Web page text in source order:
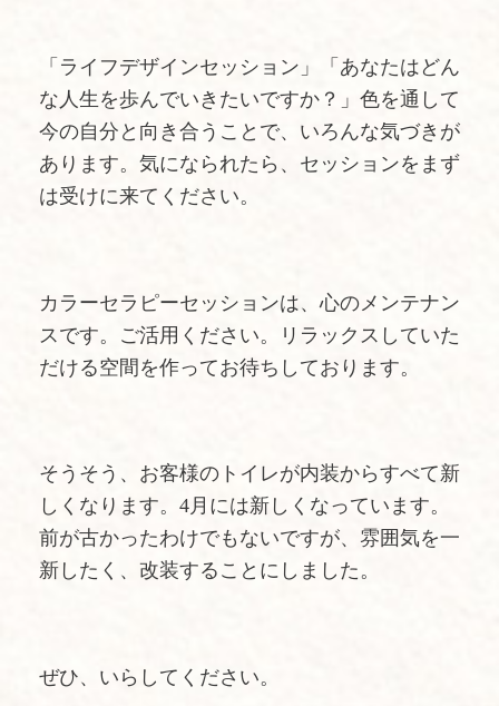
「ライフデザインセッション」「あなたはどん
な人生を歩んでいきたいですか？」色を通して
今の自分と向き合うことで、いろんな気づきが
あります。気になられたら、セッションをまず
は受けに来てください。
カラーセラピーセッションは、心のメンテナン
スです。ご活用ください。リラックスしていた
だける空間を作ってお待ちしております。
そうそう、お客様のトイレが内装からすべて新
しくなります。4月には新しくなっています。
前が古かったわけでもないですが、雰囲気を一
新したく、改装することにしました。
ぜひ、いらしてください。